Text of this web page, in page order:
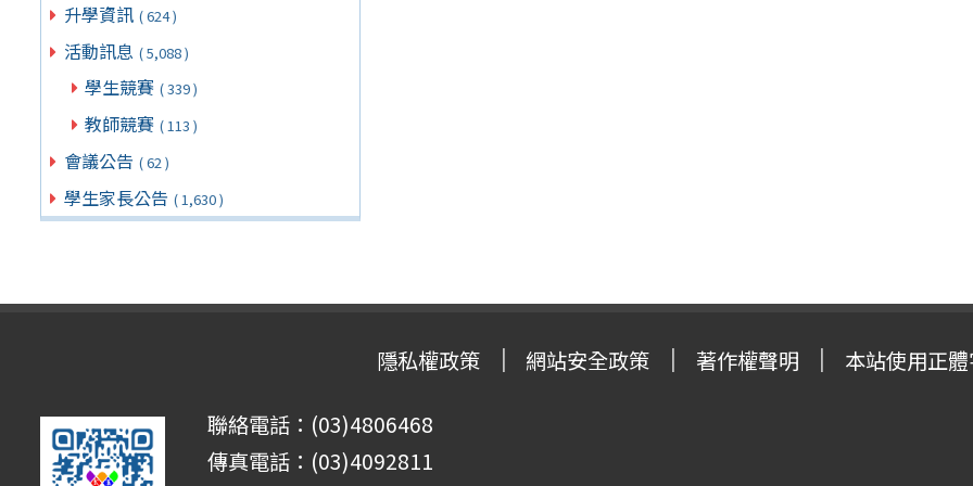
升學資訊 ( 624 )
活動訊息 ( 5,088 )
學生競賽 ( 339 )
教師競賽 ( 113 )
會議公告 ( 62 )
學生家長公告 ( 1,630 )
隱私權政策 網站安全政策 著作權聲明 本站使用正
聯絡電話：(03)4806468
傳真電話：(03)4092811